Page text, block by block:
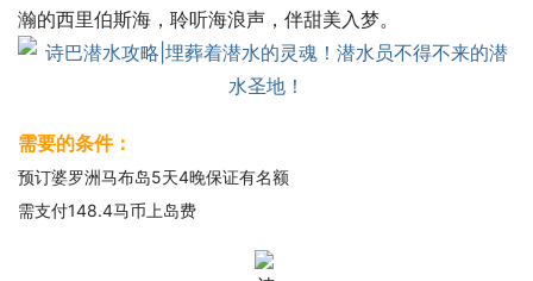
瀚的西里伯斯海，聆听海浪声，伴甜美入梦。
需要的条件：
预订婆罗洲马布岛5天4晚保证有名额
需支付148.4马币上岛费